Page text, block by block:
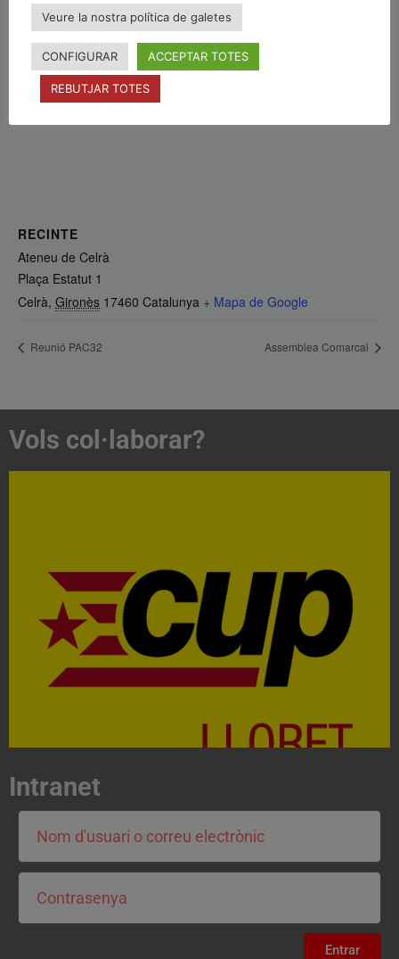
RECINTE
Ateneu de Celrà
Plaça Estatut 1
Celrà, Gironès 17460 Catalunya + Mapa de Google
Reunió PAC32 Assemblea Comarcal
Vols col·laborar?
Contacta'ns i treballa per fer realitat el projecte de
l'esquerra independentista i anticapitalista
CONTACTA
Intranet
Entrar
Veure la nostra política de galetes
CONFIGURAR ACCEPTAR TOTES
REBUTJAR TOTES